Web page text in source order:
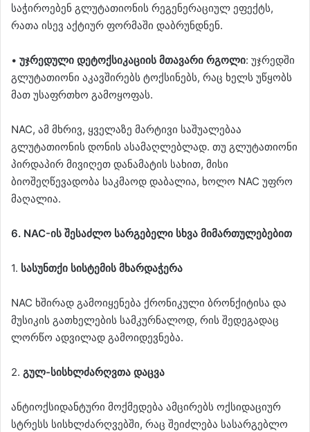
საჭიროებენ გლუტათიონის რეგენერაციულ ეფექტს,
რათა ისევ აქტიურ ფორმაში დაბრუნდნენ.
• უჯრედული დეტოქსიკაციის მთავარი რგოლი: უჯრედში
გლუტათიონი აკავშირებს ტოქსინებს, რაც ხელს უწყობს
მათ უსაფრთხო გამოყოფას.
NAC, ამ მხრივ, ყველაზე მარტივი საშუალებაა
გლუტათიონის დონის ასამაღლებლად. თუ გლუტათიონი
პირდაპირ მივიღეთ დანამატის სახით, მისი
ბიოშეღწევადობა საკმაოდ დაბალია, ხოლო NAC უფრო
მაღალია.
6. NAC-ის შესაძლო სარგებელი სხვა მიმართულებებით
1. სასუნთქი სისტემის მხარდაჭერა
NAC ხშირად გამოიყენება ქრონიკული ბრონქიტისა და
მუსიკის გათხელების სამკურნალოდ, რის შედეგადაც
ლორწო ადვილად გამოიდევნება.
2. გულ-სისხლძარღვთა დაცვა
ანტიოქსიდანტური მოქმედება ამცირებს ოქსიდაციურ
სტრესს სისხლძარღვებში, რაც შეიძლება სასარგებლო